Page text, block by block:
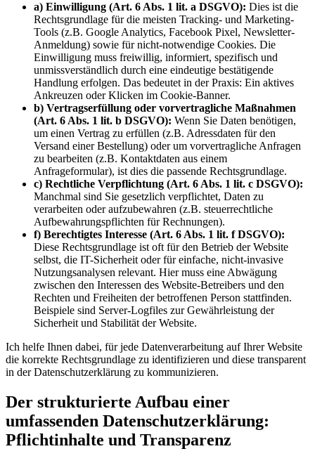
a) Einwilligung (Art. 6 Abs. 1 lit. a DSGVO): Dies ist die
Rechtsgrundlage für die meisten Tracking- und Marketing-
Tools (z.B. Google Analytics, Facebook Pixel, Newsletter-
Anmeldung) sowie für nicht-notwendige Cookies. Die
Einwilligung muss freiwillig, informiert, spezifisch und
unmissverständlich durch eine eindeutige bestätigende
Handlung erfolgen. Das bedeutet in der Praxis: Ein aktives
Ankreuzen oder Klicken im Cookie-Banner.
b) Vertragserfüllung oder vorvertragliche Maßnahmen
(Art. 6 Abs. 1 lit. b DSGVO): Wenn Sie Daten benötigen,
um einen Vertrag zu erfüllen (z.B. Adressdaten für den
Versand einer Bestellung) oder um vorvertragliche Anfragen
zu bearbeiten (z.B. Kontaktdaten aus einem
Anfrageformular), ist dies die passende Rechtsgrundlage.
c) Rechtliche Verpflichtung (Art. 6 Abs. 1 lit. c DSGVO):
Manchmal sind Sie gesetzlich verpflichtet, Daten zu
verarbeiten oder aufzubewahren (z.B. steuerrechtliche
Aufbewahrungspflichten für Rechnungen).
f) Berechtigtes Interesse (Art. 6 Abs. 1 lit. f DSGVO):
Diese Rechtsgrundlage ist oft für den Betrieb der Website
selbst, die IT-Sicherheit oder für einfache, nicht-invasive
Nutzungsanalysen relevant. Hier muss eine Abwägung
zwischen den Interessen des Website-Betreibers und den
Rechten und Freiheiten der betroffenen Person stattfinden.
Beispiele sind Server-Logfiles zur Gewährleistung der
Sicherheit und Stabilität der Website.
Ich helfe Ihnen dabei, für jede Datenverarbeitung auf Ihrer Website
die korrekte Rechtsgrundlage zu identifizieren und diese transparent
in der Datenschutzerklärung zu kommunizieren.
Der strukturierte Aufbau einer
umfassenden Datenschutzerklärung:
Pflichtinhalte und Transparenz